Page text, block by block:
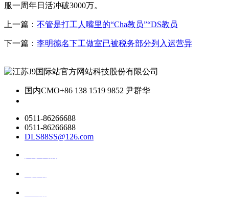
服一周年日活冲破3000万。
上一篇： 不管是打工人嘴里的“Cha教员”“DS教员
下一篇： 李明德名下工做室已被税务部分列入运营异
国内CMO+86 138 1519 9852 尹群华
0511-86266688
0511-86266688
DLS88SS@126.com